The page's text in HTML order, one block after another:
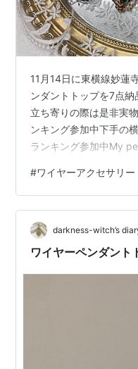
11月14日に東横線妙蓮
ンダントトップを7点
立ち寄りの際は是非実
ンキング参加中下手の
ランキング参加中My
#ワイヤーアクセサリー
darkness-witch’s
ワイヤーペンダント